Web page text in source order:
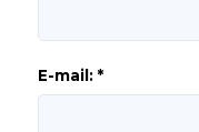
E-mail: *